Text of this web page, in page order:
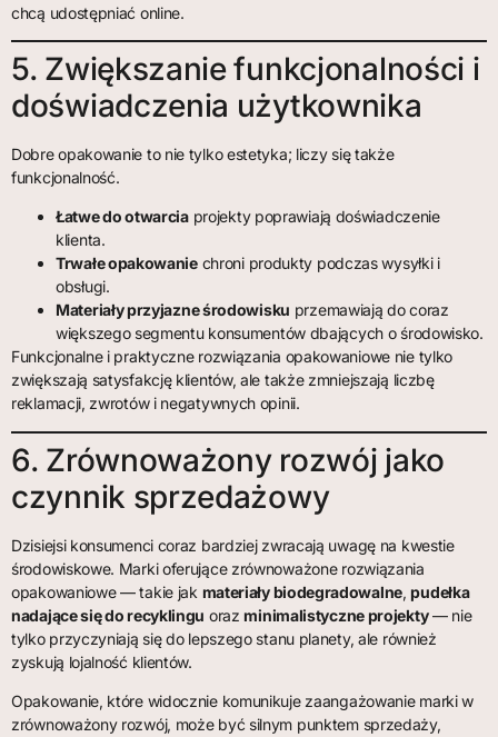
chcą udostępniać online.
5. Zwiększanie funkcjonalności i
doświadczenia użytkownika
Dobre opakowanie to nie tylko estetyka; liczy się także
funkcjonalność.
Łatwe do otwarciaprojekty poprawiają doświadczenie
klienta.
Trwałe opakowaniechroni produkty podczas wysyłki i
obsługi.
Materiały przyjazne środowisku przemawiają do coraz
większego segmentu konsumentów dbających o środowisko.
Funkcjonalne i praktyczne rozwiązania opakowaniowe nie tylko
zwiększają satysfakcję klientów, ale także zmniejszają liczbę
reklamacji, zwrotów i negatywnych opinii.
6. Zrównoważony rozwój jako
czynnik sprzedażowy
Dzisiejsi konsumenci coraz bardziej zwracają uwagę na kwestie
środowiskowe. Marki oferujące zrównoważone rozwiązania
opakowaniowe — takie jak materiały biodegradowalne,pudełka
nadające się do recyklingu orazminimalistyczne projekty— nie
tylko przyczyniają się do lepszego stanu planety, ale również
zyskują lojalność klientów.
Opakowanie, które widocznie komunikuje zaangażowanie marki w
zrównoważony rozwój, może być silnym punktem sprzedaży,